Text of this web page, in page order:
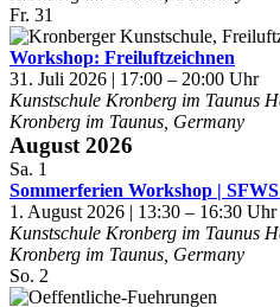
Fr. 31
Workshop: Freiluftzeichnen
31. Juli 2026 | 17:00 – 20:00
Kunstschule Kronberg im Taunus
Kronberg im Taunus, Germany
August 2026
Sa. 1
Sommerferien Workshop |
1. August 2026 | 13:30 – 16:30
Kunstschule Kronberg im Taunus
Kronberg im Taunus, Germany
So. 2